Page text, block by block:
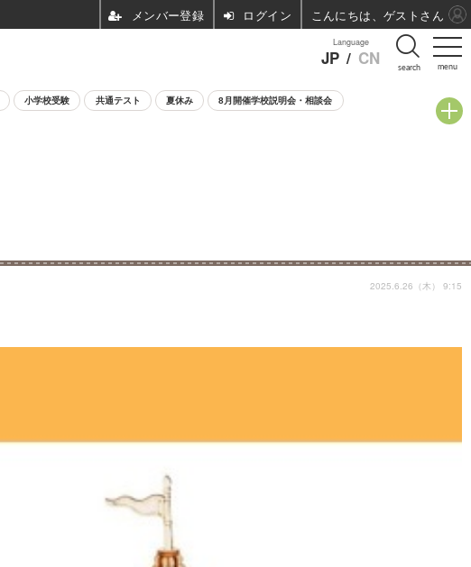
menu
Language
JP / CN search
小学校受験 共通テスト 夏休み 8月開催学校説明会・相談会
2025.6.26（木） 9:15
ログイン こんにちは、ゲストさん